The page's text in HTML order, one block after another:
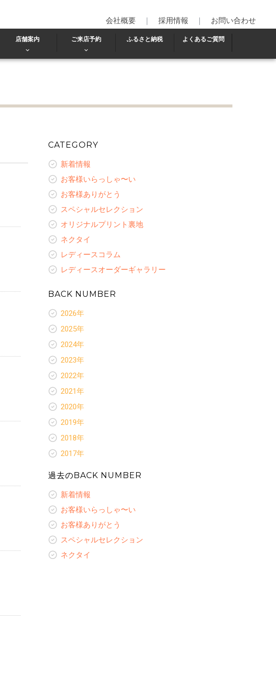
会社概要 ｜ 採用情報 ｜ お問い合わせ
店舗案内 ご来店予約 ふるさと納税 よくあるご質問
CATEGORY
新着情報
お客様いらっしゃ〜い
お客様ありがとう
スペシャルセレクション
オリジナルプリント裏地
ネクタイ
レディースコラム
レディースオーダーギャラリー
BACK NUMBER
2026年
新着情報
お客様ありがとう
スペシャルセレクション
ネクタイ
2025年
新着情報
お客様ありがとう
スペシャルセレクション
ネクタイ
レディースオーダーギャラリー
2024年
新着情報
お客様ありがとう
スペシャルセレクション
オリジナルプリント裏地
レディースコラム
レディースオーダーギャラリー
2023年
新着情報
お客様ありがとう
スペシャルセレクション
オリジナルプリント裏地
レディースコラム
レディースオーダーギャラリー
2022年
新着情報
お客様ありがとう
スペシャルセレクション
オリジナルプリント裏地
レディースコラム
2021年
新着情報
お客様ありがとう
スペシャルセレクション
オリジナルプリント裏地
レディースコラム
2020年
新着情報
お客様ありがとう
スペシャルセレクション
ネクタイ
レディースオーダーギャラリー
2019年
新着情報
お客様ありがとう
スペシャルセレクション
ネクタイ
レディースコラム
2018年
新着情報
お客様ありがとう
ネクタイ
レディースコラム
2017年
お客様いらっしゃ〜い
お客様ありがとう
スペシャルセレクション
ネクタイ
過去のBACK NUMBER
新着情報
お客様いらっしゃ〜い
お客様ありがとう
スペシャルセレクション
ネクタイ